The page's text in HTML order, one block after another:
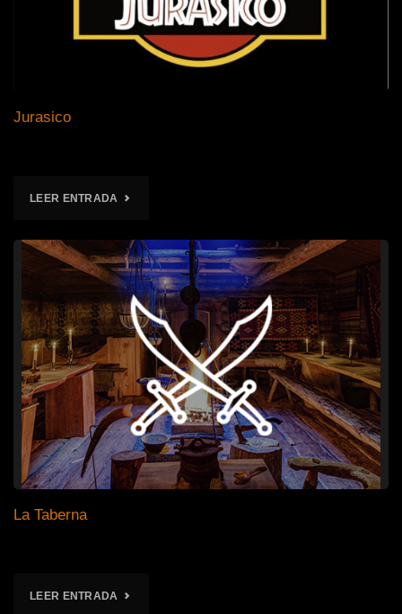
Jurasico
LEER ENTRADA "JURASICO"
La Taberna
LEER ENTRADA "LA